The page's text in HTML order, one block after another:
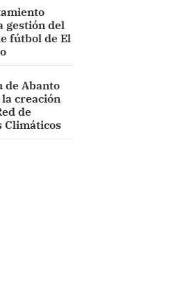
gestión del
fútbol de El
de Abanto
creación
de
Climáticos